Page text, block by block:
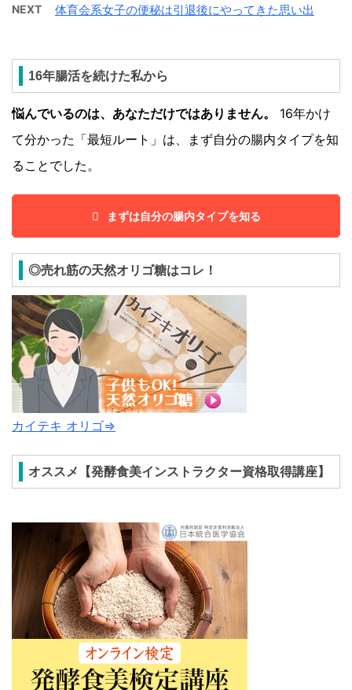
NEXT 体育会系女子の便秘は引退後にやってきた思い出
16年腸活を続けた私から
悩んでいるのは、あなただけではありません。
16年かけ
て分かった「最短ルート」は、まず自分の腸内タイプを知
ることでした。
まずは自分の腸内タイプを知る
◎売れ筋の天然オリゴ糖はコレ！
カイテキ オリゴ⇒
オススメ【発酵食美インストラクター資格取得講座】